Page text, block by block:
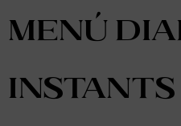
menú
Instants